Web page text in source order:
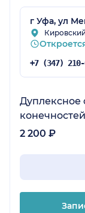
г Уфа, ул
Дуплексное
конечностей
2 200 ₽